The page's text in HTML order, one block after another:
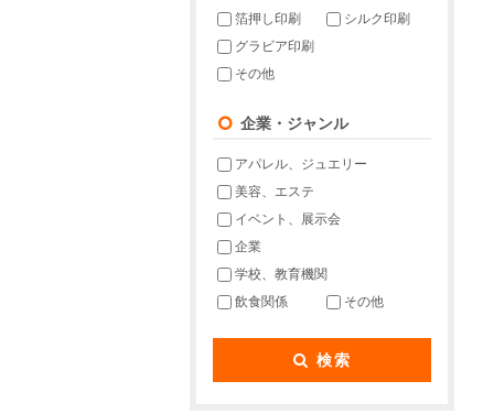
箔押し印刷
シルク印刷
グラビア印刷
その他
企業・ジャンル
アパレル、ジュエリー
美容、エステ
イベント、展示会
企業
学校、教育機関
飲食関係
その他
検索